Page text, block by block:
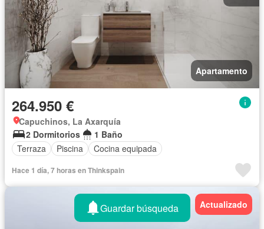
Apartamento
264.950 €
Capuchinos, La Axarquía
2 Dormitorios
1 Baño
Terraza
Piscina Cocina equipada
Hace 1 día, 7 horas en Thinkspain
Actualizado
Guardar búsqueda